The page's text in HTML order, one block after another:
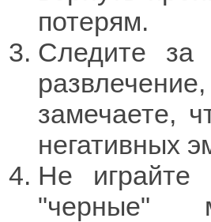
потерям.
Следите
замечаете,
негативных
Не играйте